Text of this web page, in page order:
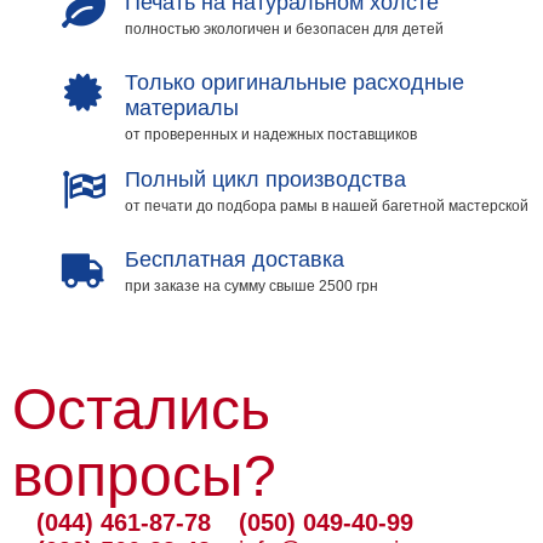
полностью экологичен и безопасен для детей
Только оригинальные расходные
материалы
от проверенных и надежных поставщиков
Полный цикл производства
от печати до подбора рамы в нашей багетной мастерской
Бесплатная доставка
при заказе на сумму свыше 2500 грн
Остались
вопросы?
(044) 461-87-78
(050) 049-40-99